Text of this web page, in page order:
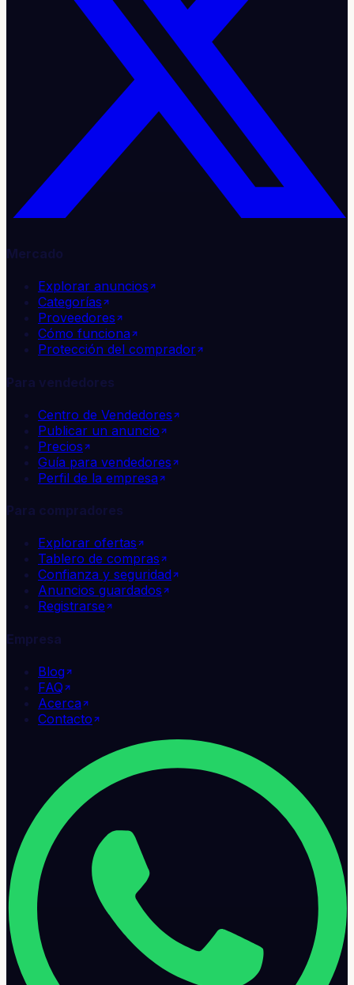
Mercado
Explorar anuncios
Categorías
Proveedores
Cómo funciona
Protección del comprador
Para vendedores
Centro de Vendedores
Publicar un anuncio
Precios
Guía para vendedores
Perfil de la empresa
Para compradores
Explorar ofertas
Tablero de compras
Confianza y seguridad
Anuncios guardados
Registrarse
Empresa
Blog
FAQ
Acerca
Contacto